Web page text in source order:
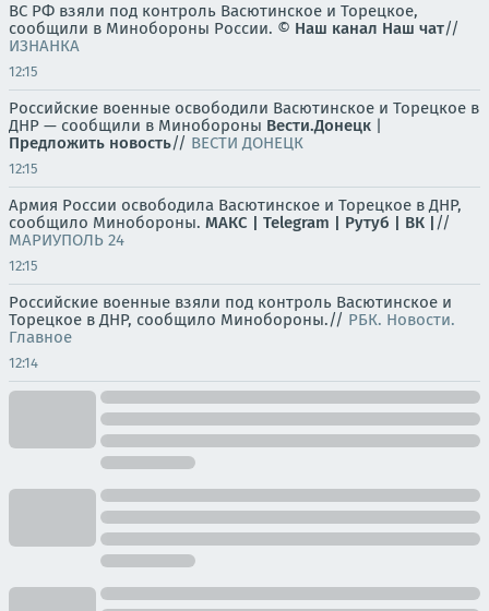
ВС РФ взяли под контроль Васютинское и Торецкое,
сообщили в Минобороны России. © Наш канал Наш чат//
ИЗНАНКА
12:15
Российские военные освободили Васютинское и Торецкое в
ДНР — сообщили в Минобороны Вести.Донецк |
Предложить новость// ВЕСТИ ДОНЕЦК
12:15
Армия России освободила Васютинское и Торецкое в ДНР,
сообщило Минобороны. МАКС | Telegram | Рутуб | ВК | //
МАРИУПОЛЬ 24
12:15
Российские военные взяли под контроль Васютинское и
Торецкое в ДНР, сообщило Минобороны.// РБК. Новости.
Главное
12:14